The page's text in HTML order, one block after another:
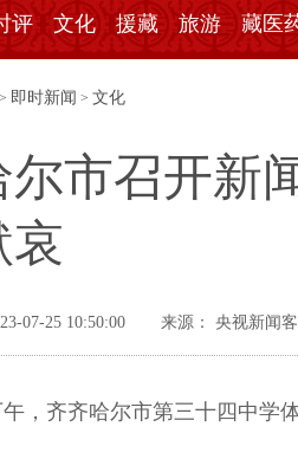
评 文化 援藏 旅游 藏医
> 即时新闻 > 文化
尔市召开新
哀
07-25 10:50:00 来源： 央视新闻
齐齐哈尔市第三十四中学